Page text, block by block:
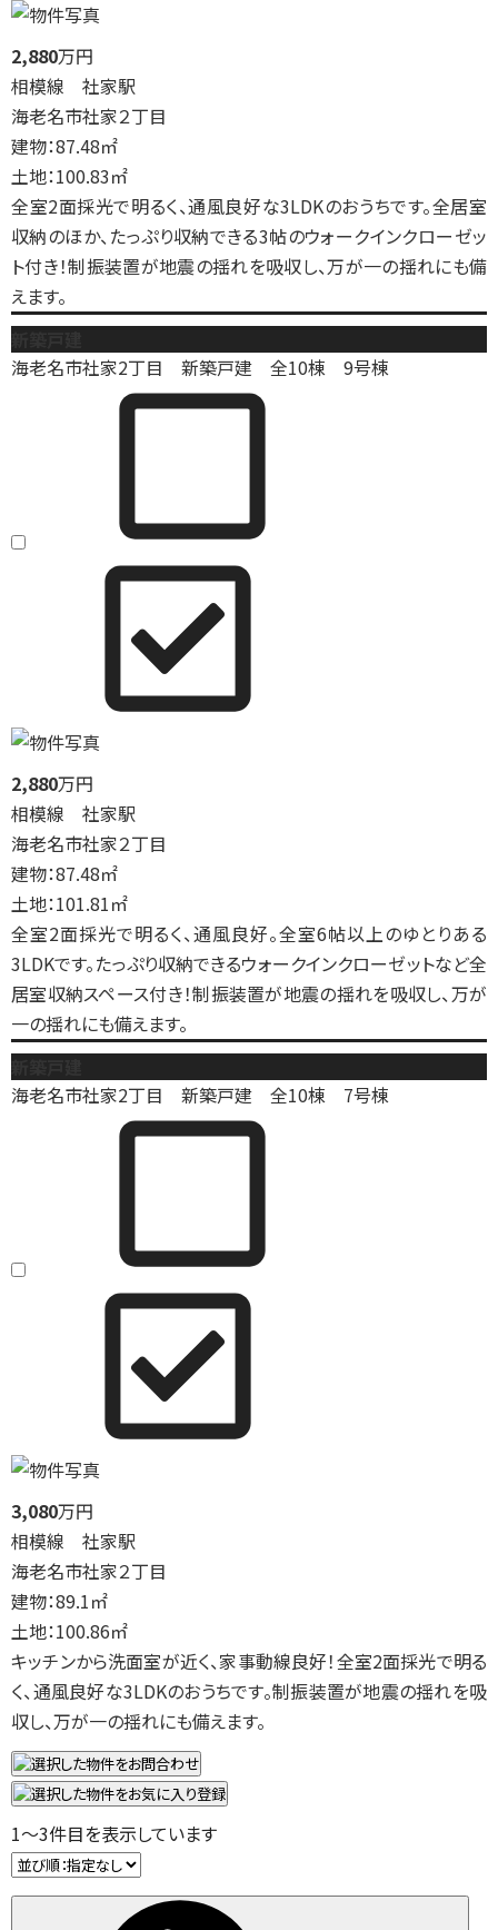
2,880万円
相模線 社家駅
海老名市社家２丁目
建物：87.48㎡
土地：100.83㎡
全室2面採光で明るく、通風良好な3LDKのおうちです。全居室
収納のほか、たっぷり収納できる3帖のウォークインクローゼッ
ト付き！制振装置が地震の揺れを吸収し、万が一の揺れにも備
えます。
海老名市社家2丁目 新築戸建 全10棟 9号棟
2,880万円
相模線 社家駅
海老名市社家２丁目
建物：87.48㎡
土地：101.81㎡
全室2面採光で明るく、通風良好。全室6帖以上のゆとりある
3LDKです。たっぷり収納できるウォークインクローゼットなど全
居室収納スペース付き！制振装置が地震の揺れを吸収し、万が
一の揺れにも備えます。
海老名市社家2丁目 新築戸建 全10棟 7号棟
3,080万円
相模線 社家駅
海老名市社家２丁目
建物：89.1㎡
土地：100.86㎡
キッチンから洗面室が近く、家事動線良好！全室2面採光で明る
く、通風良好な3LDKのおうちです。制振装置が地震の揺れを吸
収し、万が一の揺れにも備えます。
1～3件目を表示しています